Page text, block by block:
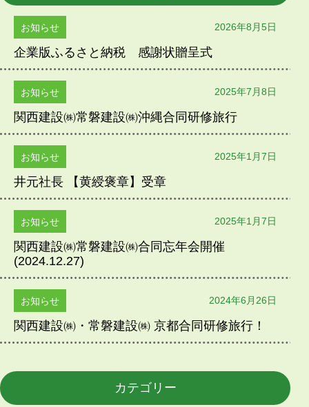
お知らせ 2026年8月5日
企業版ふるさと納税 感謝状贈呈式
お知らせ 2025年7月8日
関西建設㈱常磐建設㈱沖縄合同研修旅行
お知らせ 2025年1月7日
井元社長 【黄綬褒章】受章
お知らせ 2025年1月7日
関西建設㈱常磐建設㈱合同忘年会開催
(2024.12.27)
お知らせ 2024年6月26日
関西建設㈱・常磐建設㈱ 京都合同研修旅行！
カテゴリー